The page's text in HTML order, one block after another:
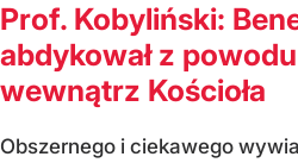
Prof. Kobyliński:
abdykował z
wewnątrz Kościoła
Obszernego i ciekawego